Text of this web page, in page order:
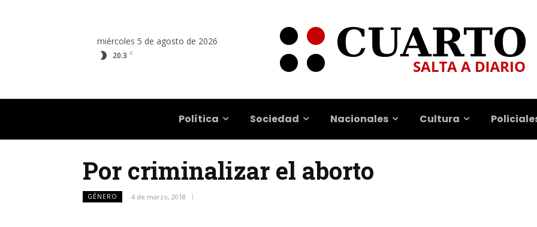
miércoles 5 de agosto de 2026
20.3 C
Política Sociedad Nacionales Cultura
Por criminalizar el aborto
GÉNERO 4 de marzo, 2018